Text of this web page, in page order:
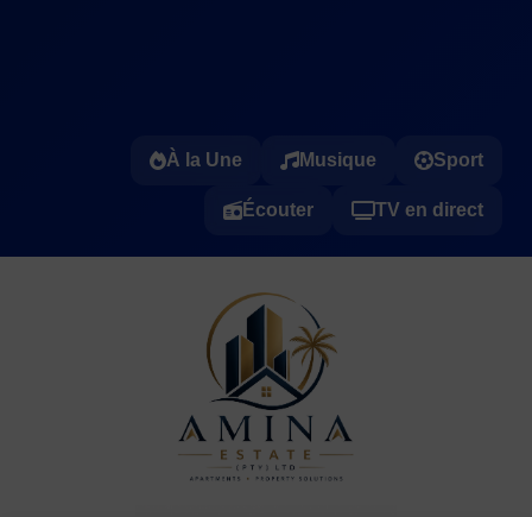
À la Une Musique Sport
Écouter TV en direct